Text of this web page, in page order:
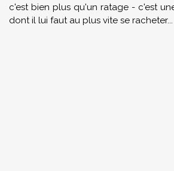
c'est bien plus qu'un ratage - c'est
dont il lui faut au plus vite se racheter...